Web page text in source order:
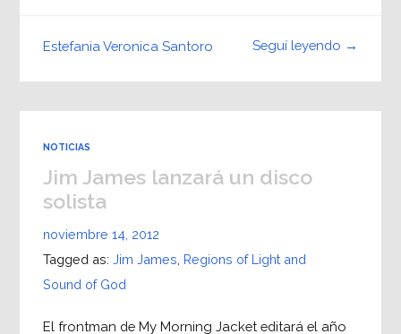
Seguí leyendo →
Estefania Veronica Santoro
NOTICIAS
Jim James lanzará un disco
solista
noviembre 14, 2012
Tagged as: Jim James Regions of Light and
Sound of God
El frontman de My Morning Jacket editará el año